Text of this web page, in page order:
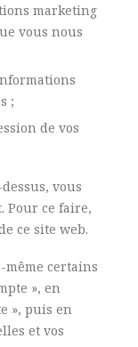
marketing
vous nous
;
de vos
vous
Pour ce faire,
ce site web.
même certains
», en
», puis en
et vos